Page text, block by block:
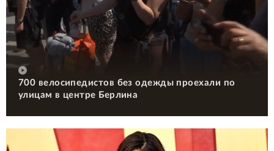
700 велосипедистов без одежды проехали по
улицам в центре Берлина